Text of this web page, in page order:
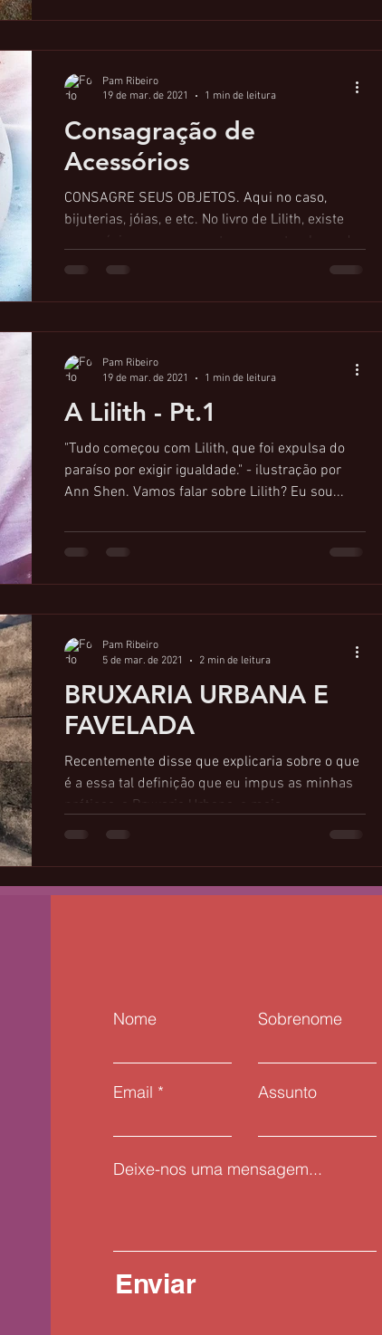
Consagração de
Acessórios
CONSAGRE SEUS OBJETOS. Aqui no caso,
bijuterias, jóias, e etc. No livro de Lilith, existe
uma página em que mostra-se um trecho onde
a...
Pam Ribeiro
19 de mar. de 2021
1 min de leitura
A Lilith - Pt.1
"Tudo começou com Lilith, que foi expulsa do
paraíso por exigir igualdade." - ilustração por
Ann Shen. Vamos falar sobre Lilith? Eu sou...
Pam Ribeiro
19 de mar. de 2021
1 min de leitura
BRUXARIA URBANA E
FAVELADA
Recentemente disse que explicaria sobre o que
é a essa tal definição que eu impus as minhas
práticas, a Bruxaria Urbana, e mais...
Pam Ribeiro
5 de mar. de 2021
2 min de leitura
Nome
Email
Sobrenome
Assunto
Deixe-nos uma mensagem...
Enviar